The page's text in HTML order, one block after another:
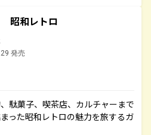
昭和レトロ
発売
駄菓子、喫茶店、カルチャーまで
った昭和レトロの魅力を旅するガ